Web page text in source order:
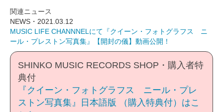
関連ニュース
NEWS・2021.03.12
MUSIC LIFE CHANNNELにて『クイーン・フォトグラフス ニ
ール・プレストン写真集』【開封の儀】動画公開！
SHINKO MUSIC RECORDS SHOP・購入者特
典付
『クイーン・フォトグラフス ニール・プレ
ストン写真集』日本語版 （購入特典付）はこ